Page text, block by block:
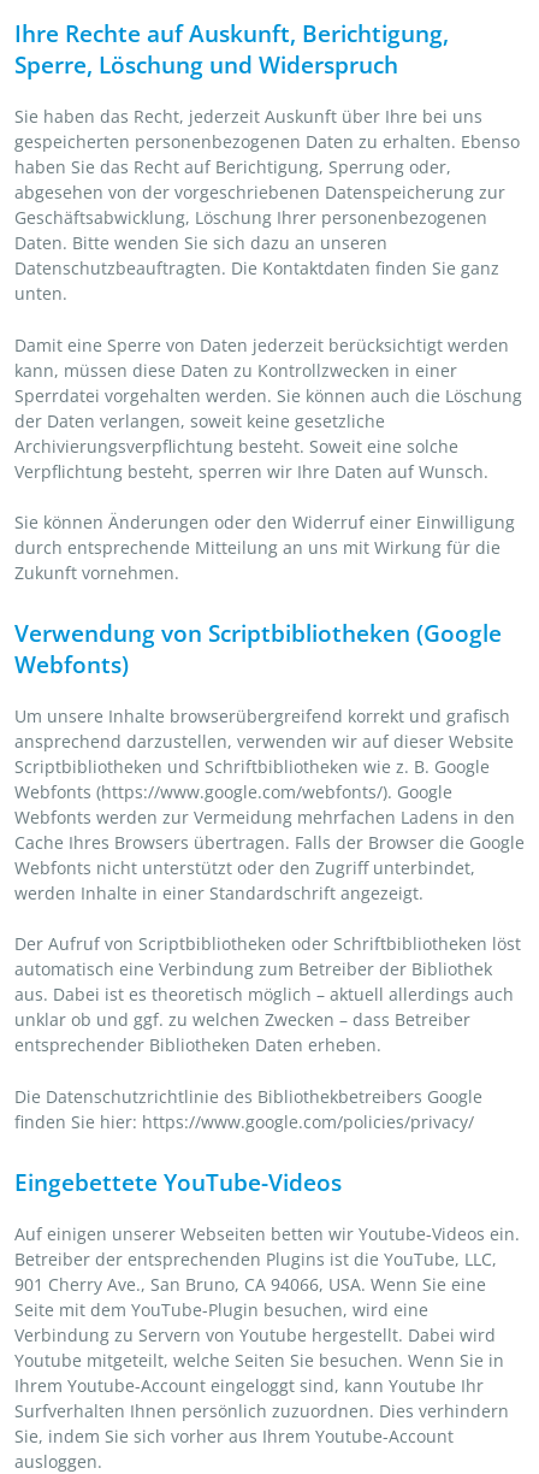
Ihre Rechte auf Auskunft, Berichtigung,
Sperre, Löschung und Widerspruch
Sie haben das Recht, jederzeit Auskunft über Ihre bei uns
gespeicherten personenbezogenen Daten zu erhalten. Ebenso
haben Sie das Recht auf Berichtigung, Sperrung oder,
abgesehen von der vorgeschriebenen Datenspeicherung zur
Geschäftsabwicklung, Löschung Ihrer personenbezogenen
Daten. Bitte wenden Sie sich dazu an unseren
Datenschutzbeauftragten. Die Kontaktdaten finden Sie ganz
unten.
Damit eine Sperre von Daten jederzeit berücksichtigt werden
kann, müssen diese Daten zu Kontrollzwecken in einer
Sperrdatei vorgehalten werden. Sie können auch die Löschung
der Daten verlangen, soweit keine gesetzliche
Archivierungsverpflichtung besteht. Soweit eine solche
Verpflichtung besteht, sperren wir Ihre Daten auf Wunsch.
Sie können Änderungen oder den Widerruf einer Einwilligung
durch entsprechende Mitteilung an uns mit Wirkung für die
Zukunft vornehmen.
Verwendung von Scriptbibliotheken (Google
Webfonts)
Um unsere Inhalte browserübergreifend korrekt und grafisch
ansprechend darzustellen, verwenden wir auf dieser Website
Scriptbibliotheken und Schriftbibliotheken wie z. B. Google
Webfonts (https://www.google.com/webfonts/). Google
Webfonts werden zur Vermeidung mehrfachen Ladens in den
Cache Ihres Browsers übertragen. Falls der Browser die Google
Webfonts nicht unterstützt oder den Zugriff unterbindet,
werden Inhalte in einer Standardschrift angezeigt.
Der Aufruf von Scriptbibliotheken oder Schriftbibliotheken löst
automatisch eine Verbindung zum Betreiber der Bibliothek
aus. Dabei ist es theoretisch möglich – aktuell allerdings auch
unklar ob und ggf. zu welchen Zwecken – dass Betreiber
entsprechender Bibliotheken Daten erheben.
Die Datenschutzrichtlinie des Bibliothekbetreibers Google
finden Sie hier: https://www.google.com/policies/privacy/
Eingebettete YouTube-Videos
Auf einigen unserer Webseiten betten wir Youtube-Videos ein.
Betreiber der entsprechenden Plugins ist die YouTube, LLC,
901 Cherry Ave., San Bruno, CA 94066, USA. Wenn Sie eine
Seite mit dem YouTube-Plugin besuchen, wird eine
Verbindung zu Servern von Youtube hergestellt. Dabei wird
Youtube mitgeteilt, welche Seiten Sie besuchen. Wenn Sie in
Ihrem Youtube-Account eingeloggt sind, kann Youtube Ihr
Surfverhalten Ihnen persönlich zuzuordnen. Dies verhindern
Sie, indem Sie sich vorher aus Ihrem Youtube-Account
ausloggen.